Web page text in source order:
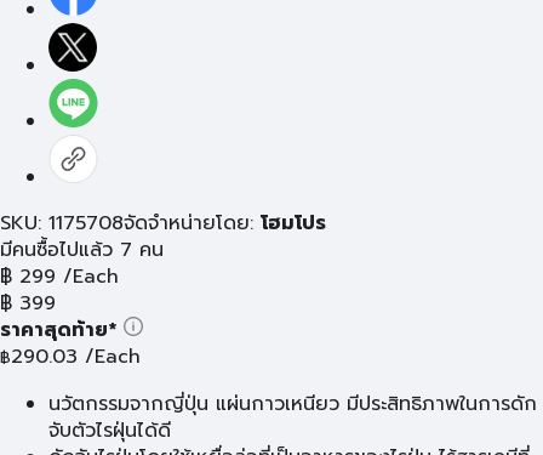
SKU: 1175708จัดจำหน่ายโดย: โฮมโปร
มีคนซื้อไปแล้ว 7 คน
฿ 299 /Each
฿ 399
ราคาสุดท้าย*
฿290.03 /Each
นวัตกรรมจากญี่ปุ่น แผ่นกาวเหนียว มีประสิทธิภาพในการดัก
จับตัวไรฝุ่นได้ดี